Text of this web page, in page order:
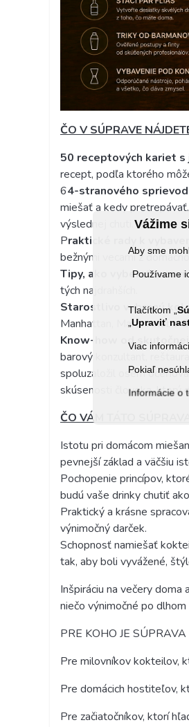
Vážime
Aby sme
Používame
Tlačítkom „
„Upraviť
Viac
Pokiaľ
Informácie o
ČO V SÚPRAVE
50 receptových kariet
recept, podľa ktorého
64-stranového
miešať a kedy
výslednej chuti.
Praktické rady k
bežnými vecami z
Tipy, ako vyberať
tých najdrahších.
Starostlivo vybranú
Manhattan, Martini alebo
Know-how od
barový konzultant,
spoluzaložil osem
skúsenosti človeka, ktorý
ČO VÁM TÁTO SÚPRAVA
Istotu pri domácom
pevnejší základ a väčšiu
Pochopenie princípov,
budú vaše drinky chutiť
Praktický a krásne
výnimočný darček.
Schopnosť namiešať
tak, aby boli vyvážené,
Inšpiráciu na večery
niečo výnimočné po
PRE KOHO JE
Pre milovníkov kokteilov,
Pre domácich hostiteľov,
Pre začiatočníkov, ktorí